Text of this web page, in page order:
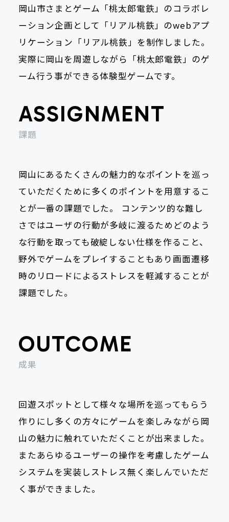
岡山市さまとゲーム「桃太郎電鉄」のコラボレ
ーション企画として「リアル桃鉄」のwebアプ
リケーション「リアル桃鉄」を制作しました。
実際に岡山を周遊しながら「桃太郎電鉄」のゲ
ーム行う事ができる体験型ゲームです。
ASSIGNMENT
課題
岡山にあるたくさんの魅力的なポイントを巡っ
ていただくために多くのポイントを用意するこ
とが一番の課題でした。 コンテンツ的な難し
さではユーザの行動が多岐に渡るためどのよう
な行動を取っても破綻しない仕様を作ること、
野外でゲームをプレイすることもあり画面遷移
時のリロードによるストレスを軽減することが
課題でした。
OUTCOME
成果
回遊スポットとして様々な場所を巡ってもらう
作りにし多くの方々にゲームを楽しみながら岡
山の魅力に触れていただくことが出来ました。
またあらゆるユーザーの操作を考慮したゲーム
システムを実装しストレス無く楽しんでいただ
く事ができました。